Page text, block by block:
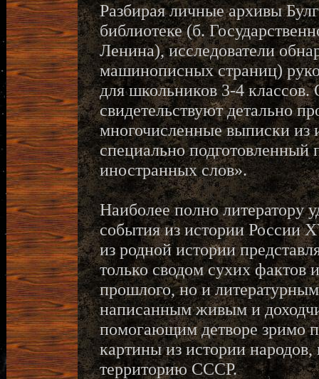
Разбирая личные архивы
библиотеке (б.
Ленина), исследователи
машинописных страниц)
для школьников 3-4
свидетельствуют детально
многочисленные выписки из
специально подготовленный
иностранных слов».
Наиболее полно литератору
события из истории России
из родной истории
только сводом сухих фактов
прошлого, но и
написанным живым и
помогающим детворе зримо
картины из истории
территорию СССР.